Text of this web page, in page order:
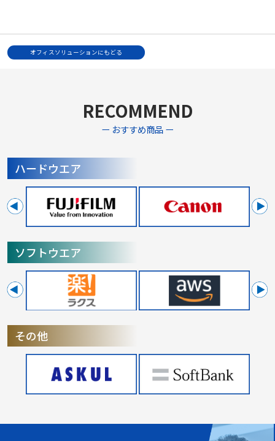
オフィスソリューションにもどる
RECOMMEND
ー おすすめ商品 ー
ハードウエア
ソフトウエア
その他